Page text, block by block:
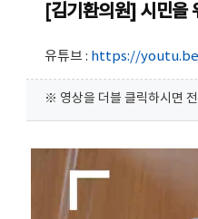
[김기환의원] 시민을
유튜브 : https://
※ 영상을 더블 클릭하시면